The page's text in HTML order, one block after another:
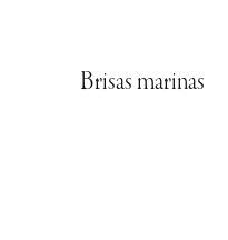
Brisas marinas